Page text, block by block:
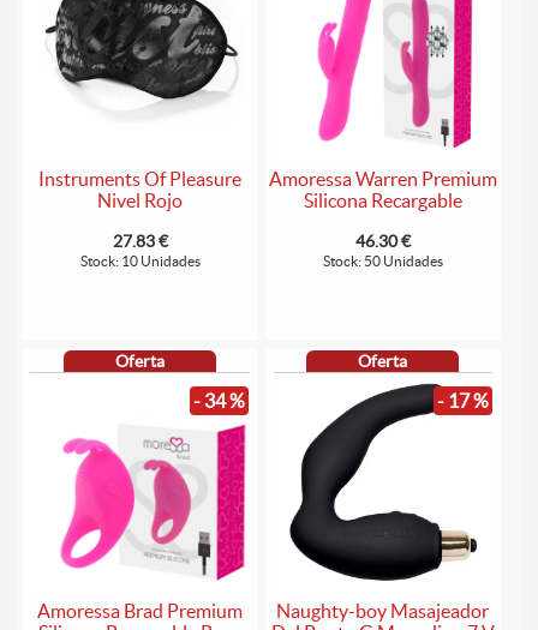
Instruments Of Pleasure
Nivel Rojo
27.83 €
Stock: 10 Unidades
Amoressa Warren Premium
Silicona Recargable
46.30 €
Stock: 50 Unidades
Oferta
- 34 %
Amoressa Brad Premium
Oferta
- 17 %
Naughty-boy Masajeador